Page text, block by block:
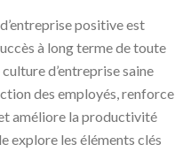
positive est
à long terme de toute
d’entreprise saine
des employés, renforce
améliore la productivité
explore les éléments clés